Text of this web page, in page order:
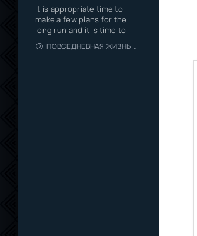
It is appropriate time to
make a few plans for the
long run and it is time to
ПОВСЕДНЕВНАЯ ЖИЗНЬ ОДИНОКОГО ДВАДЦАТИДЕВЯТИЛЕТНЕГО АВАНТЮРИСТА